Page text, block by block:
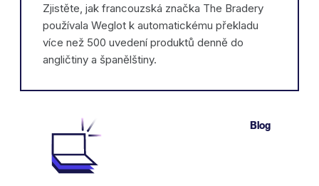
Zjistěte, jak francouzská značka The Bradery
používala Weglot k automatickému překladu
více než 500 uvedení produktů denně do
angličtiny a španělštiny.
Blog